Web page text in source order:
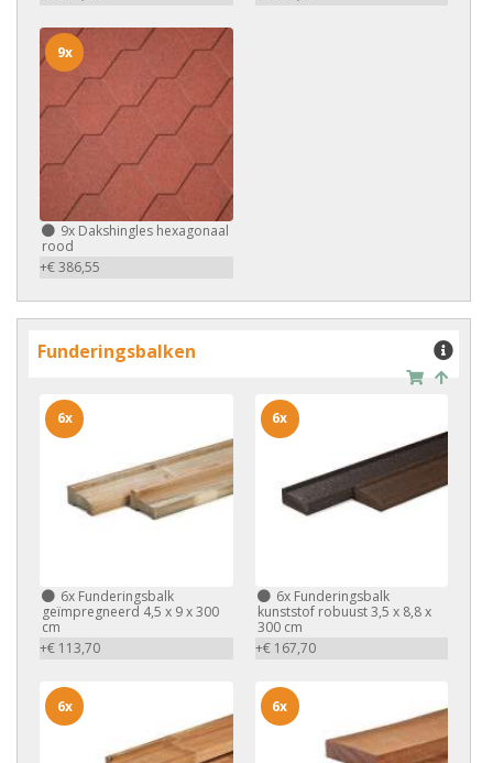
9x Dakshingles hexagonaal
rood
+€ 386,55
9x
Funderingsbalken
6x Funderingsbalk
geïmpregneerd 4,5 x 9 x 300
cm
+€ 113,70
6x
6xFunderingsbalk
kunststof robuust 3,5 x 8,8 x
300 cm
+€ 167,70
6x
6x 6x